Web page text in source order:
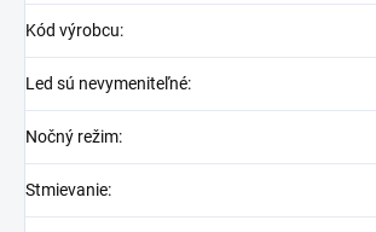
Kód výrobcu:
Led sú nevymeniteľné:
Nočný režim:
Stmievanie: